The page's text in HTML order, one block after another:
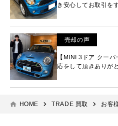
き安心してお取引を
売却の声
【MINI 3ドア クーパ
応をして頂きありが
HOME TRADE 買取 お客